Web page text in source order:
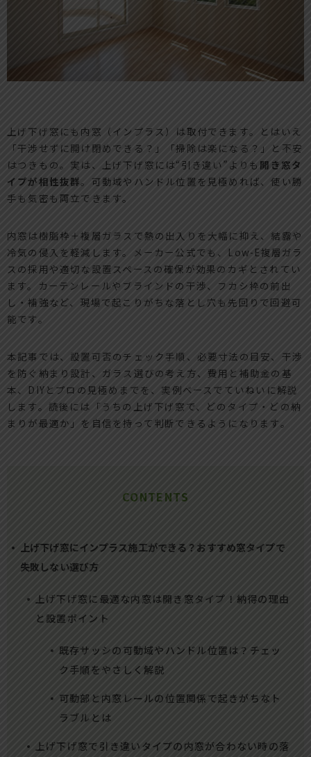
上げ下げ窓にも内窓（インプラス）は取付できます。とはいえ
「干渉せずに開け閉めできる？」「掃除は楽になる？」と不安
はつきもの。実は、上げ下げ窓には“引き違い”よりも 開き窓タ
イプが相性抜群。可動域やハンドル位置を見極めれば、使い勝
手も気密も両立できます。
内窓は樹脂枠＋複層ガラスで熱の出入りを大幅に抑え、結露や
冷気の侵入を軽減します。メーカー公式でも、Low-E複層ガラ
スの採用や適切な設置スペースの確保が効果のカギとされてい
ます。カーテンレールやブラインドの干渉、フカシ枠の前出
し・補強など、現場で起こりがちな落とし穴も先回りで回避可
能です。
本記事では、設置可否のチェック手順、必要寸法の目安、干渉
を防ぐ納まり設計、ガラス選びの考え方、費用と補助金の基
本、DIYとプロの見極めまでを、実例ベースでていねいに解説
します。読後には「うちの上げ下げ窓で、どのタイプ・どの納
まりが最適か」を自信を持って判断できるようになります。
CONTENTS
上げ下げ窓にインプラス施工ができる？おすすめ窓タイプで
失敗しない選び方
上げ下げ窓に最適な内窓は開き窓タイプ！納得の理由
と設置ポイント
既存サッシの可動域やハンドル位置は？チェッ
ク手順をやさしく解説
可動部と内窓レールの位置関係で起きがちなト
ラブルとは
上げ下げ窓で引き違いタイプの内窓が合わない時の落